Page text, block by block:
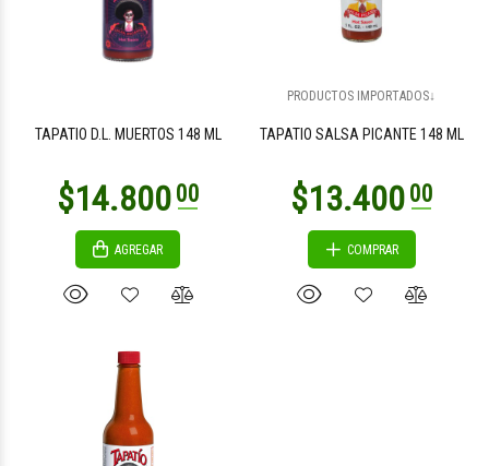
TAPATIO D.L. MUERTOS 148 ML
AGREGAR
PRODUCTOS IMPORTADOS↓
TAPATIO SALSA PICANTE 148 ML
COMPRAR